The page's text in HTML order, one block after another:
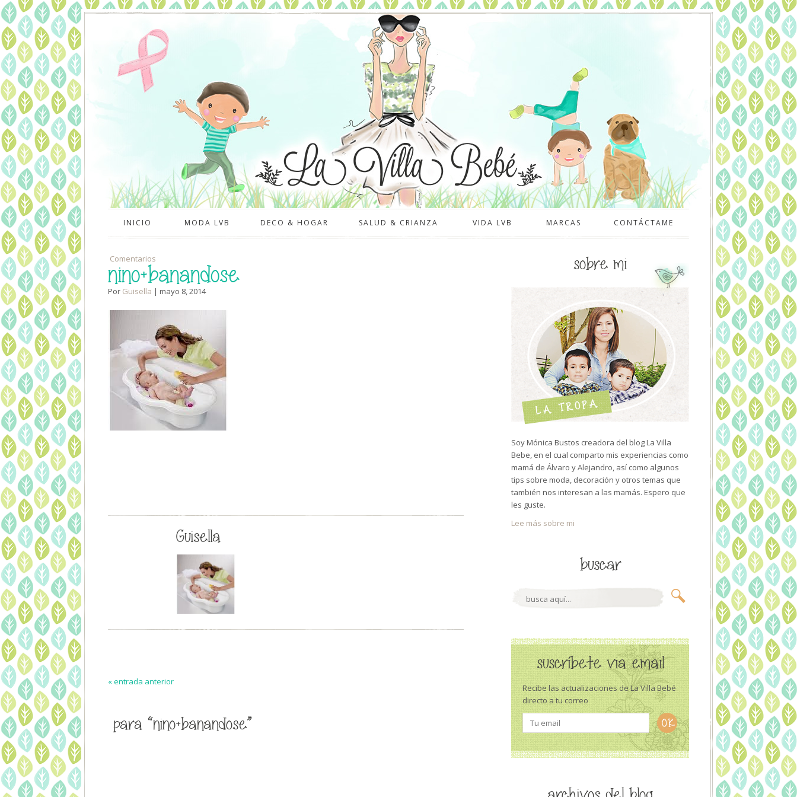
INICIO MODA LVB DECO & HOGAR SALUD & CRIANZA VIDA LVB MARCAS CONTÁCTAME
Comentarios
nino+banandose
Por Guisella | mayo 8, 2014
Guisella
« entrada anterior
para “nino+banandose”
sobre mi
Soy Mónica Bustos creadora del blog La Villa
Bebe, en el cual comparto mis experiencias como
mamá de Álvaro y Alejandro, así como algunos
tips sobre moda, decoración y otros temas que
también nos interesan a las mamás. Espero que
les guste.
Lee más sobre mi
buscar
suscríbete via email
Recibe las actualizaciones de La Villa Bebé
directo a tu correo